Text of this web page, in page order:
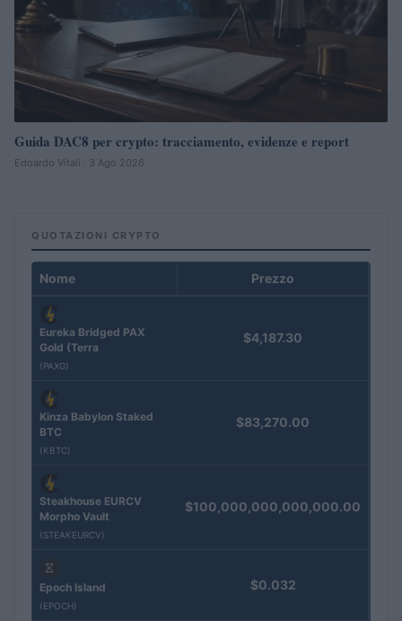
Guida DAC8 per crypto: tracciamento, evidenze e report
Edoardo Vitali · 3 Ago 2026
QUOTAZIONI CRYPTO
Nome Prezzo
Eureka Bridged PAX
Gold (Terra
(PAXG)
$4,187.30
Kinza Babylon Staked
BTC
(KBTC)
$83,270.00
Steakhouse EURCV
Morpho Vault
(STEAKEURCV)
$100,000,000,000,000.00
Epoch Island
(EPOCH)
$0.032